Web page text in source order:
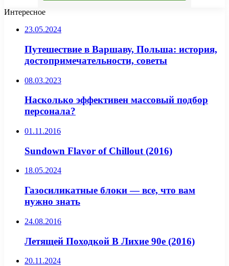
Интересное
23.05.2024
Путешествие в Варшаву, Польша: история,
достопримечательности, советы
08.03.2023
Насколько эффективен массовый подбор
персонала?
01.11.2016
Sundown Flavor of Chillout (2016)
18.05.2024
Газосиликатные блоки — все, что вам
нужно знать
24.08.2016
Летящей Походкой В Лихие 90е (2016)
20.11.2024